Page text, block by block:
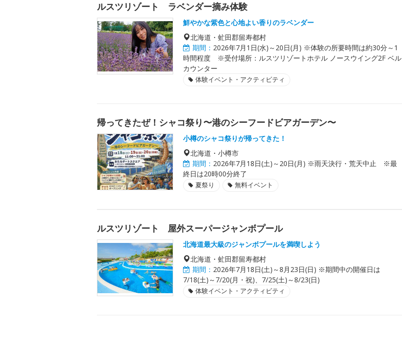
ルスツリゾート ラベンダー摘み体験
鮮やかな紫色と心地よい香りのラベンダー
北海道・虻田郡留寿都村
期間： 2026年7月1日(水)～20日(月) ※体験の所要時間は約30分～1
時間程度 ※受付場所：ルスツリゾートホテル ノースウイング2F ベル
カウンター
体験イベント・アクティビティ
帰ってきたぜ！シャコ祭り〜港のシーフードビアガーデン〜
小樽のシャコ祭りが帰ってきた！
北海道・小樽市
期間： 2026年7月18日(土)～20日(月) ※雨天決行・荒天中止 ※最
終日は20時00分終了
夏祭り 無料イベント
ルスツリゾート 屋外スーパージャンボプール
北海道最大級のジャンボプールを満喫しよう
北海道・虻田郡留寿都村
期間： 2026年7月18日(土)～8月23日(日) ※期間中の開催日は
7/18(土)～7/20(月・祝)、7/25(土)～8/23(日)
体験イベント・アクティビティ